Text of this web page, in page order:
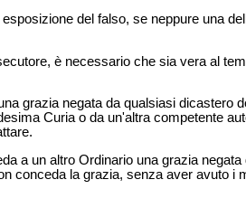
del falso, se neppure una
è necessario che sia vera al
grazia negata da qualsiasi dicastero
Curia o da un'altra competente
a un altro Ordinario una grazia
conceda la grazia, senza aver avuto i